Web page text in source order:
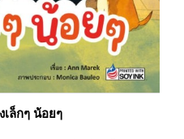
ล็กๆ น้อยๆ